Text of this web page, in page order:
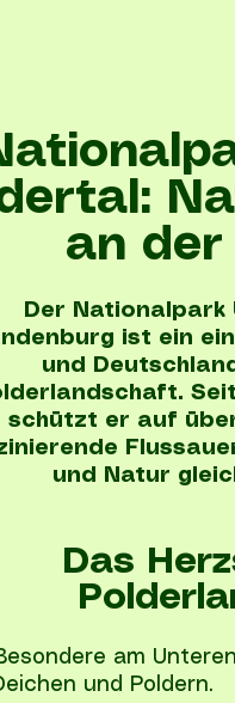
an der
Der
ist ein
und
schützt er auf
und Natur
Das
am
und Poldern.